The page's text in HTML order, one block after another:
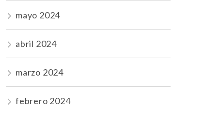
mayo 2024
abril 2024
marzo 2024
febrero 2024